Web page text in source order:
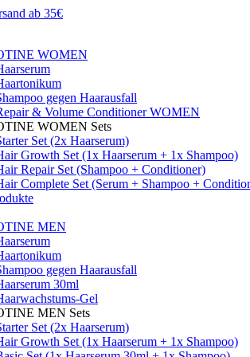
ab 35€
WOMEN
gegen Haarausfall
& Volume Conditioner WOMEN
WOMEN Sets
Set (2x Haarserum)
Growth Set (1x Haarserum + 1x Shampoo)
Repair Set (Shampoo + Conditioner)
Complete Set (Serum + Shampoo +
MEN
gegen Haarausfall
30ml
Gel
MEN Sets
Set (2x Haarserum)
Growth Set (1x Haarserum + 1x Shampoo)